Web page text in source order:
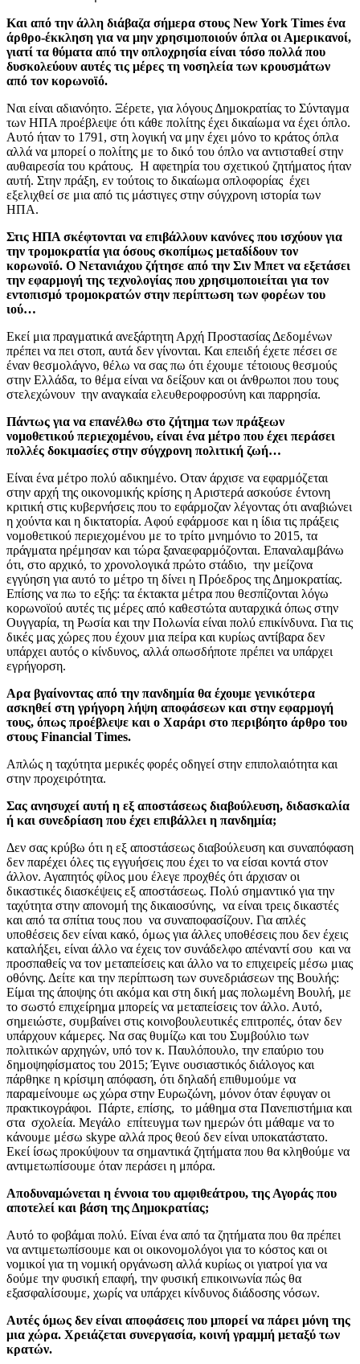
Και από την άλλη διάβαζα σήμερα στους Νew York Times ένα
άρθρο-έκκληση για να μην χρησιμοποιούν όπλα οι Αμερικανοί,
γιατί τα θύματα από την οπλοχρησία είναι τόσο πολλά που
δυσκολεύουν αυτές τις μέρες τη νοσηλεία των κρουσμάτων
από τον κορωνοϊό.
Ναι είναι αδιανόητο. Ξέρετε, για λόγους Δημοκρατίας το Σύνταγμα
των ΗΠΑ προέβλεψε ότι κάθε πολίτης έχει δικαίωμα να έχει όπλο.
Αυτό ήταν το 1791, στη λογική να μην έχει μόνο το κράτος όπλα
αλλά να μπορεί ο πολίτης με το δικό του όπλο να αντισταθεί στην
αυθαιρεσία του κράτους. Η αφετηρία του σχετικού ζητήματος ήταν
αυτή. Στην πράξη, εν τούτοις το δικαίωμα οπλοφορίας έχει
εξελιχθεί σε μια από τις μάστιγες στην σύγχρονη ιστορία των
ΗΠΑ.
Στις ΗΠΑ σκέφτονται να επιβάλλουν κανόνες που ισχύουν για
την τρομοκρατία για όσους σκοπίμως μεταδίδουν τον
κορωνοϊό. Ο Νετανιάχου ζήτησε από την Σιν Μπετ να εξετάσει
την εφαρμογή της τεχνολογίας που χρησιμοποιείται για τον
εντοπισμό τρομοκρατών στην περίπτωση των φορέων του
ιού…
Εκεί μια πραγματικά ανεξάρτητη Αρχή Προστασίας Δεδομένων
πρέπει να πει στοπ, αυτά δεν γίνονται. Και επειδή έχετε πέσει σε
έναν θεσμολάγνο, θέλω να σας πω ότι έχουμε τέτοιους θεσμούς
στην Ελλάδα, το θέμα είναι να δείξουν και οι άνθρωποι που τους
στελεχώνουν την αναγκαία ελευθεροφροσύνη και παρρησία.
Πάντως για να επανέλθω στο ζήτημα των πράξεων
νομοθετικού περιεχομένου, είναι ένα μέτρο που έχει περάσει
πολλές δοκιμασίες στην σύγχρονη πολιτική ζωή…
Είναι ένα μέτρο πολύ αδικημένο. Οταν άρχισε να εφαρμόζεται
στην αρχή της οικονομικής κρίσης η Αριστερά ασκούσε έντονη
κριτική στις κυβερνήσεις που το εφάρμοζαν λέγοντας ότι αναβιώνει
η χούντα και η δικτατορία. Αφού εφάρμοσε και η ίδια τις πράξεις
νομοθετικού περιεχομένου με το τρίτο μνημόνιο το 2015, τα
πράγματα ηρέμησαν και τώρα ξαναεφαρμόζονται. Επαναλαμβάνω
ότι, στο αρχικό, το χρονολογικά πρώτο στάδιο, την μείζονα
εγγύηση για αυτό το μέτρο τη δίνει η Πρόεδρος της Δημοκρατίας.
Επίσης να πω το εξής: τα έκτακτα μέτρα που θεσπίζονται λόγω
κορωνοϊού αυτές τις μέρες από καθεστώτα αυταρχικά όπως στην
Ουγγαρία, τη Ρωσία και την Πολωνία είναι πολύ επικίνδυνα. Για τις
δικές μας χώρες που έχουν μια πείρα και κυρίως αντίβαρα δεν
υπάρχει αυτός ο κίνδυνος, αλλά οπωσδήποτε πρέπει να υπάρχει
εγρήγορση.
Αρα βγαίνοντας από την πανδημία θα έχουμε γενικότερα
ασκηθεί στη γρήγορη λήψη αποφάσεων και στην εφαρμογή
τους, όπως προέβλεψε και ο Χαράρι στο περιβόητο άρθρο του
στους Financial Times.
Απλώς η ταχύτητα μερικές φορές οδηγεί στην επιπολαιότητα και
στην προχειρότητα.
Σας ανησυχεί αυτή η εξ αποστάσεως διαβούλευση, διδασκαλία
ή και συνεδρίαση που έχει επιβάλλει η πανδημία;
Δεν σας κρύβω ότι η εξ αποστάσεως διαβούλευση και συναπόφαση
δεν παρέχει όλες τις εγγυήσεις που έχει το να είσαι κοντά στον
άλλον. Αγαπητός φίλος μου έλεγε προχθές ότι άρχισαν οι
δικαστικές διασκέψεις εξ αποστάσεως. Πολύ σημαντικό για την
ταχύτητα στην απονομή της δικαιοσύνης, να είναι τρεις δικαστές
και από τα σπίτια τους που να συναποφασίζουν. Για απλές
υποθέσεις δεν είναι κακό, όμως για άλλες υποθέσεις που δεν έχεις
καταλήξει, είναι άλλο να έχεις τον συνάδελφο απέναντί σου και να
προσπαθείς να τον μεταπείσεις και άλλο να το επιχειρείς μέσω μιας
οθόνης. Δείτε και την περίπτωση των συνεδριάσεων της Βουλής:
Είμαι της άποψης ότι ακόμα και στη δική μας πολωμένη Βουλή, με
το σωστό επιχείρημα μπορείς να μεταπείσεις τον άλλο. Αυτό,
σημειώστε, συμβαίνει στις κοινοβουλευτικές επιτροπές, όταν δεν
υπάρχουν κάμερες. Να σας θυμίζω και του Συμβούλιο των
πολιτικών αρχηγών, υπό τον κ. Παυλόπουλο, την επαύριο του
δημοψηφίσματος του 2015; Έγινε ουσιαστικός διάλογος και
πάρθηκε η κρίσιμη απόφαση, ότι δηλαδή επιθυμούμε να
παραμείνουμε ως χώρα στην Ευρωζώνη, μόνον όταν έφυγαν οι
πρακτικογράφοι. Πάρτε, επίσης, το μάθημα στα Πανεπιστήμια και
στα σχολεία. Μεγάλο επίτευγμα των ημερών ότι μάθαμε να το
κάνουμε μέσω skype αλλά προς θεού δεν είναι υποκατάστατο.
Εκεί ίσως προκύψουν τα σημαντικά ζητήματα που θα κληθούμε να
αντιμετωπίσουμε όταν περάσει η μπόρα.
Αποδυναμώνεται η έννοια του αμφιθεάτρου, της Αγοράς που
αποτελεί και βάση της Δημοκρατίας;
Αυτό το φοβάμαι πολύ. Είναι ένα από τα ζητήματα που θα πρέπει
να αντιμετωπίσουμε και οι οικονομολόγοι για το κόστος και οι
νομικοί για τη νομική οργάνωση αλλά κυρίως οι γιατροί για να
δούμε την φυσική επαφή, την φυσική επικοινωνία πώς θα
εξασφαλίσουμε, χωρίς να υπάρχει κίνδυνος διάδοσης νόσων.
Αυτές όμως δεν είναι αποφάσεις που μπορεί να πάρει μόνη της
μια χώρα. Χρειάζεται συνεργασία, κοινή γραμμή μεταξύ των
κρατών.